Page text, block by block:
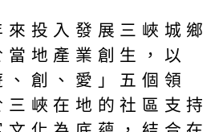
來投入發展三峽城鄉
當地產業創生，以
、創、愛」五個領
三峽在地的社區支持